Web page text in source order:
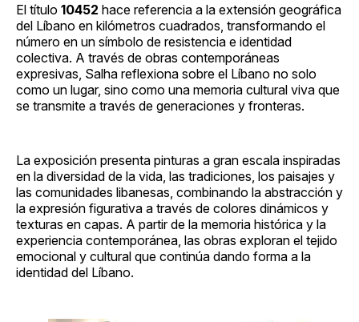
El título 10452 hace referencia a la extensión geográfica
del Líbano en kilómetros cuadrados, transformando el
número en un símbolo de resistencia e identidad
colectiva. A través de obras contemporáneas
expresivas, Salha reflexiona sobre el Líbano no solo
como un lugar, sino como una memoria cultural viva que
se transmite a través de generaciones y fronteras.
La exposición presenta pinturas a gran escala inspiradas
en la diversidad de la vida, las tradiciones, los paisajes y
las comunidades libanesas, combinando la abstracción y
la expresión figurativa a través de colores dinámicos y
texturas en capas. A partir de la memoria histórica y la
experiencia contemporánea, las obras exploran el tejido
emocional y cultural que continúa dando forma a la
identidad del Líbano.